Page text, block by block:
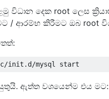
විධාන දෙක root ලෙස
/ ආරම්භ කිරීමට ඔබ root
ඇත්ත වශයෙන්ම එය මට: